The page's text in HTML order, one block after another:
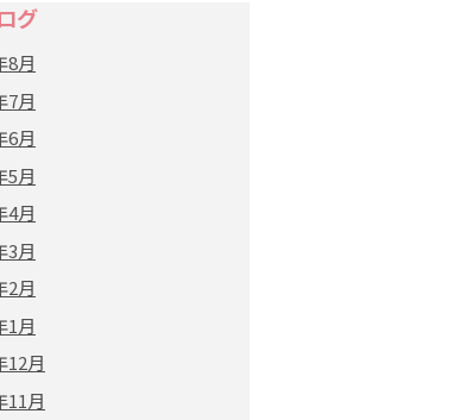
グ
8月
7月
6月
5月
4月
3月
2月
1月
12月
11月